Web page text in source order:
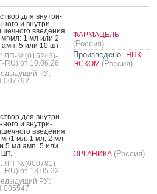
для внут­ри­
и внут­ри­
вве­дения
мл: 1 мл или 2
5 или 10 шт.
ЛП-№(015243)-
RU) от 10.06.26
РУ:
007792
ФАРМАЦЕЛЬ
(Россия)
Произведено: НПК
ЭСКОМ (Россия)
для внут­ри­
и внут­ри­
вве­дения
1 мл: 1 мл, 2 мл
5 мл амп. 5 или
ЛП-№(000781)-
RU) от 13.05.22
РУ:
005547
ОРГАНИКА (Россия)